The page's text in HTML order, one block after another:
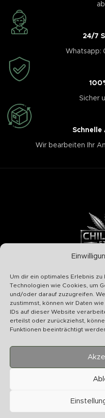
Um dir ein optimales Erlebnis
Technologien wie Cookies, um
und/oder darauf zuzugreifen.
zustimmst, können wir Daten
IDs auf dieser Website
erteilst oder zurückziehst,
Funktionen beeinträchtigt
24/7
Whatsapp:
Sicher
Schnelle
Wir bearbeiten Ihr
Bahnhofstr.